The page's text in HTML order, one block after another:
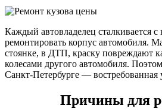
Каждый автовладелец сталкивается
ремонтировать корпус автомобиля.
стоянке, в ДТП, краску повреждают
колесами другого автомобиля.
Санкт-Петербурге — востребованная
Причины для